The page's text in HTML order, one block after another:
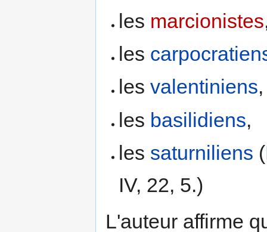
les marcionistes
les
lesvalentiniens,
les basilidiens,
les saturniliens (
IV, 22, 5.)
L'auteur affirme